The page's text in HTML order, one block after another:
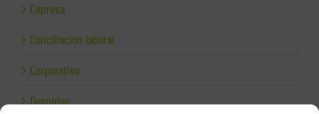
Cepresa
Conciliación laboral
Corporativo
Despidos